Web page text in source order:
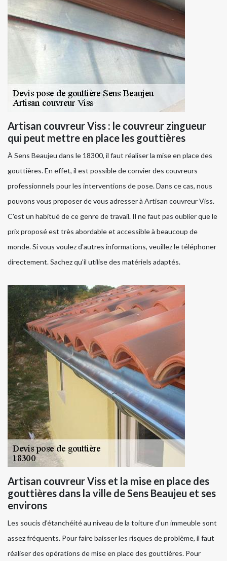
Artisan couvreur Viss : le couvreur zingueur
qui peut mettre en place les gouttières
À Sens Beaujeu dans le 18300, il faut réaliser la mise en place des
gouttières. En effet, il est possible de convier des couvreurs
professionnels pour les interventions de pose. Dans ce cas, nous
pouvons vous proposer de vous adresser à Artisan couvreur Viss.
C'est un habitué de ce genre de travail. Il ne faut pas oublier que le
prix proposé est très abordable et accessible à beaucoup de
monde. Si vous voulez d'autres informations, veuillez le téléphoner
directement. Sachez qu'il utilise des matériels adaptés.
Artisan couvreur Viss et la mise en place des
gouttières dans la ville de Sens Beaujeu et ses
environs
Les soucis d'étanchéité au niveau de la toiture d'un immeuble sont
assez fréquents. Pour faire baisser les risques de problème, il faut
réaliser des opérations de mise en place des gouttières. Pour